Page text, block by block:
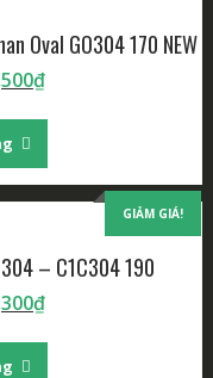
Oval GO304 170 NEW
₫
GIẢM GIÁ!
– C1C304 190
₫